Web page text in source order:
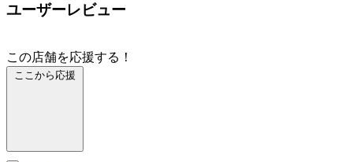
ユーザーレビュー
この店舗を応援する！
ここから応援